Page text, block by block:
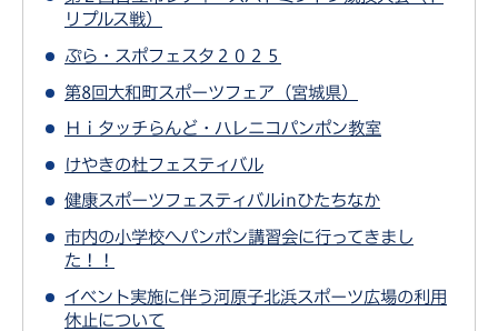
リプルス戦）
ぷら・スポフェスタ２０２５
第8回大和町スポーツフェア（宮城県）
Ｈｉタッチらんど・ハレニコパンポン教室
けやきの杜フェスティバル
健康スポーツフェスティバルinひたちなか
市内の小学校へパンポン講習会に行ってきまし
た！！
イベント実施に伴う河原子北浜スポーツ広場の利用
休止について